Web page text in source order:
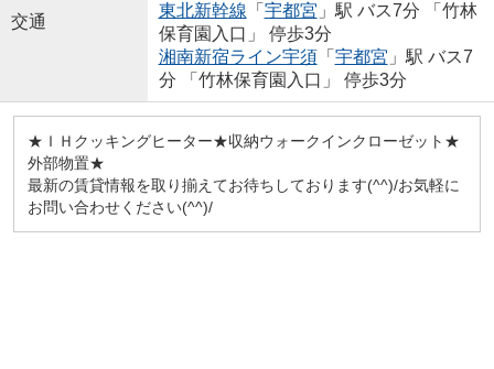
交通
東北新幹線 「 宇都宮 」駅 バス7分 「竹林
保育園入口」 停歩3分
湘南新宿ライン宇須「 宇都宮 」駅 バス7
分 「竹林保育園入口」 停歩3分
★ＩＨクッキングヒーター★収納ウォークインクローゼット★
外部物置★
最新の賃貸情報を取り揃えてお待ちしております(^^)/お気軽に
お問い合わせください(^^)/